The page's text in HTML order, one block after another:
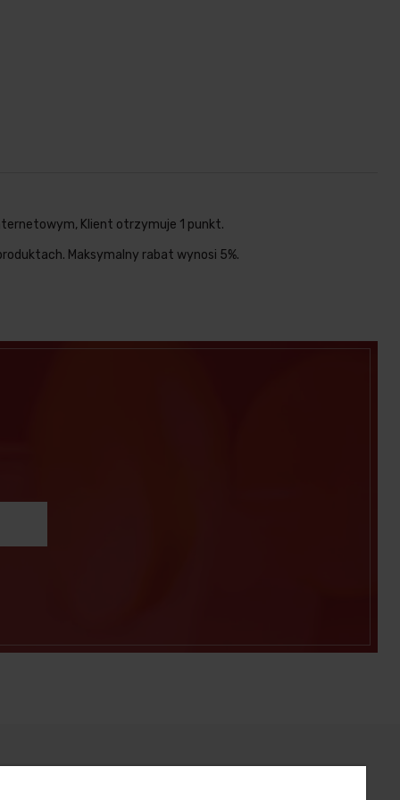
Klient otrzymuje 1 punkt.
Maksymalny rabat wynosi 5%.